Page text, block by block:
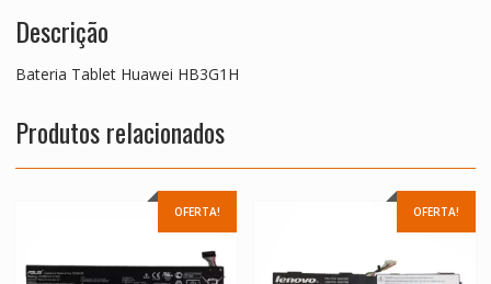
Descrição
Bateria Tablet Huawei HB3G1H
Produtos relacionados
OFERTA! OFERTA!